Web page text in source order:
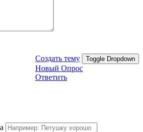
Создать тему Toggle Dropdown
Новый Опрос
Ответить